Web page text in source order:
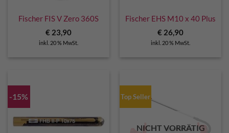
Fischer FIS V Zero 360S
€ 23,90
inkl. 20 % MwSt.
Fischer EHS M10 x 40 Plus
€ 26,90
inkl. 20 % MwSt.
-15% Top Seller
NICHT VORRÄTIG